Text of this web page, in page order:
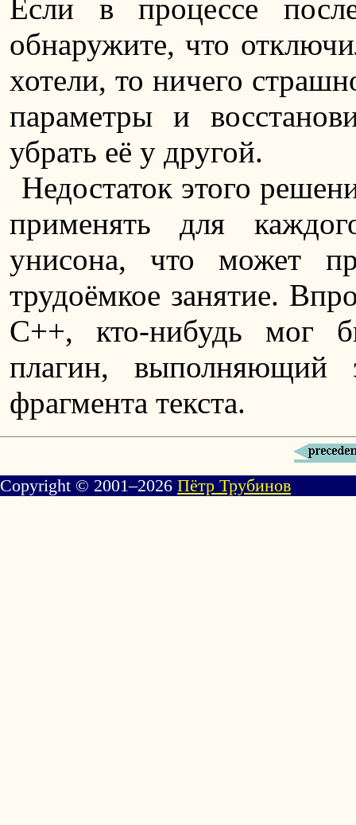
Если в процессе
обнаружите, что
хотели, то ничего
параметры и
убрать её у другой.
Недостаток этого
применять для
унисона, что может
трудоёмкое занятие.
C++, кто-нибудь мог
плагин, выполняющий
фрагмента текста.
Copyright © 2001–2026 Пётр Трубинов